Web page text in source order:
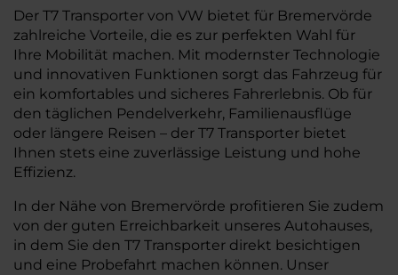
Der T7 Transporter von VW bietet für Bremervörde
zahlreiche Vorteile, die es zur perfekten Wahl für
Ihre Mobilität machen. Mit modernster Technologie
und innovativen Funktionen sorgt das Fahrzeug für
ein komfortables und sicheres Fahrerlebnis. Ob für
den täglichen Pendelverkehr, Familienausflüge
oder längere Reisen – der T7 Transporter bietet
Ihnen stets eine zuverlässige Leistung und hohe
Effizienz.
In der Nähe von Bremervörde profitieren Sie zudem
von der guten Erreichbarkeit unseres Autohauses,
in dem Sie den T7 Transporter direkt besichtigen
und eine Probefahrt machen können. Unser